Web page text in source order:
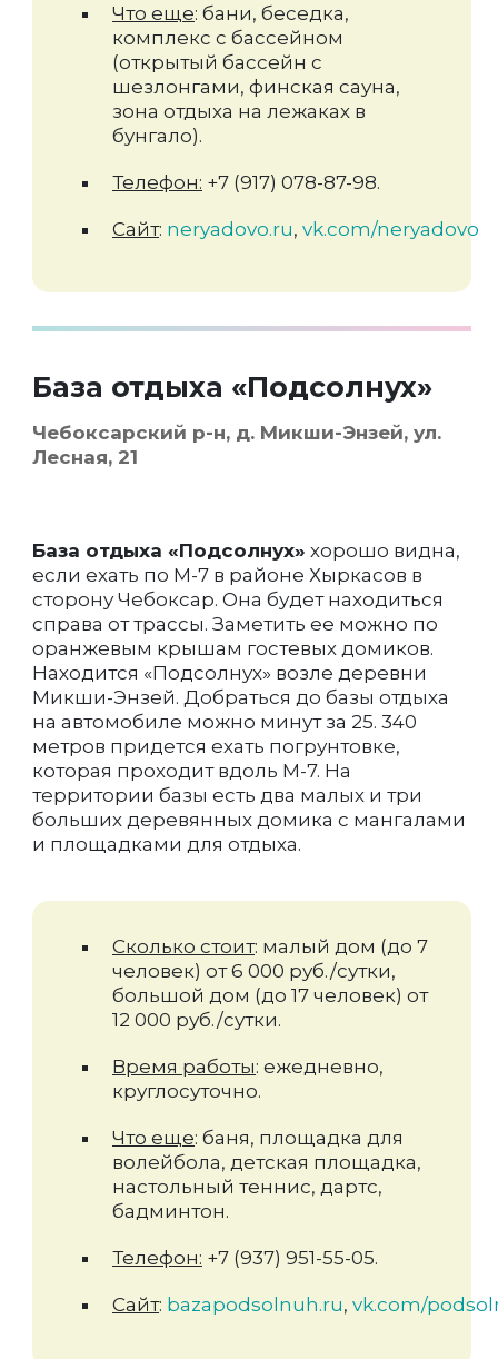
Что еще: бани, беседка,
комплекс с бассейном
(открытый бассейн с
шезлонгами, финская сауна,
зона отдыха на лежаках в
бунгало).
Телефон: +7 (917) 078-87-98.
Сайт: neryadovo.ru, vk.com/neryadovo
База отдыха «Подсолнух»
Чебоксарский р-н, д. Микши-Энзей, ул.
Лесная, 21
База отдыха «Подсолнух» хорошо видна,
если ехать по М-7 в районе Хыркасов в
сторону Чебоксар. Она будет находиться
справа от трассы. Заметить ее можно по
оранжевым крышам гостевых домиков.
Находится «Подсолнух» возле деревни
Микши-Энзей. Добраться до базы отдыха
на автомобиле можно минут за 25. 340
метров придется ехать погрунтовке,
которая проходит вдоль М-7. На
территории базы есть два малых и три
больших деревянных домика с мангалами
и площадками для отдыха.
Сколько стоит: малый дом (до 7
человек) от 6 000 руб./сутки,
большой дом (до 17 человек) от
12 000 руб./сутки.
Время работы: ежедневно,
круглосуточно.
Что еще: баня, площадка для
волейбола, детская площадка,
настольный теннис, дартс,
бадминтон.
Телефон: +7 (937) 951-55-05.
Сайт: bazapodsolnuh.ru, vk.com/